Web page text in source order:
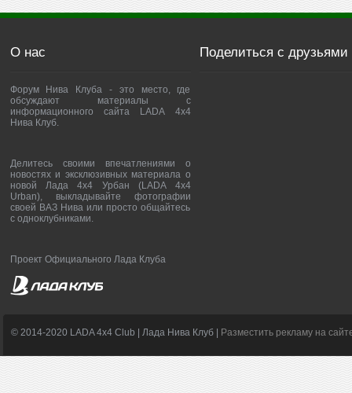
О нас
Форум Нива Клуба - это место, где
обсуждают материалы с
информационного сайта LADA 4x4
Нива Клуб.
Делитесь своими впечатлениями о
новостях и эксклюзивных материала о
новой Лада 4х4 Урбан (LADA 4x4
Urban), выкладывайте фотографии
своей ВАЗ Нива или просто общайтесь
с одноклубниками.
Проект Официального Лада Клуба
Поделиться с друзьями
© 2014-2020 LADA 4x4 Club | Лада Нива Клуб | Разместить рекламу на